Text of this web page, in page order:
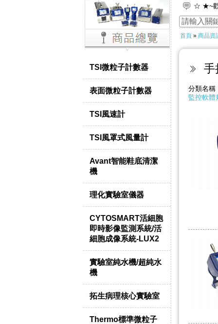
TSI微粒子計數器
表面微粒子計數器
TSI風速計
TSI風罩式風量計
Avant智能鞋底清潔
機
理化實驗室儀器
CYTOSMART活細胞
即時影像監測系統/活
細胞成像系統-LUX2
實驗室純水機/超純水
機
拓生病理核心實驗室
Thermo標準微粒子
☆ ★~
☆ ★~歡
首頁 » 商品資
手
分類名
監控軟體